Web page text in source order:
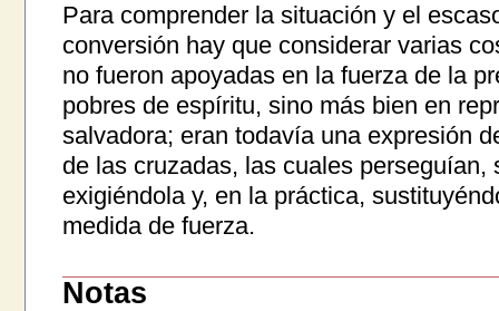
Para comprender la situación y el
conversión hay que considerar varias
no fueron apoyadas en la fuerza de la
pobres de espíritu, sino más bien en
salvadora; eran todavía una expresión
de las cruzadas, las cuales perseguían,
exigiéndola y, en la práctica,
medida de fuerza.
Notas